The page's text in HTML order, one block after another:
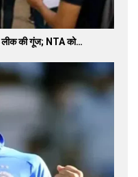
लीक की गूंज; NTA को…